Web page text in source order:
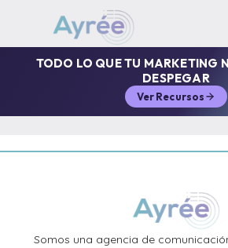
TODO LO QUE TU MARKETING
DESPEGAR
Ver Recursos
Somos una agencia de